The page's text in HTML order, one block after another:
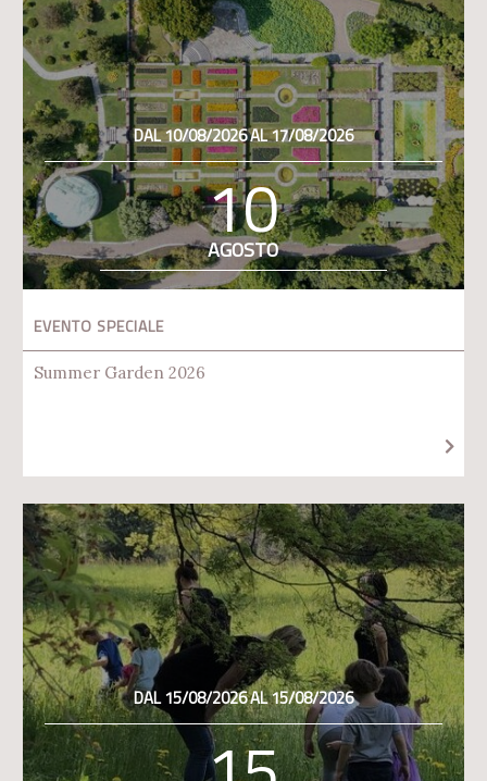
DAL 10/08/2026 AL 17/08/2026
10
AGOSTO
EVENTO SPECIALE
Summer Garden 2026
DAL 15/08/2026 AL 15/08/2026